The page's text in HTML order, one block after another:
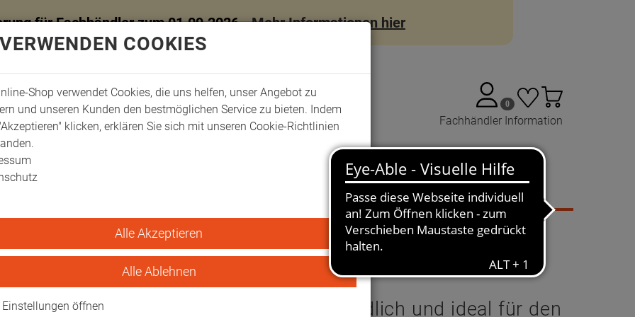
für Fachhändler zum 01.09.2026 -Mehr Informationen hier
Anmelden
Merkzettel
aufklappen
0
Warenkorb
aufklappen
Fachhändler Information
HygienePro Oberflächenreiniger Pura
Pura
Bezüge. Schnell, materialfreundlich und ideal für den
COOKIES
Shop verwendet Cookies, die uns helfen, unser Angebot zu
und unseren Kunden den bestmöglichen Service zu bieten. Indem
klicken, erklären Sie sich mit unseren Cookie-Richtlinien
Alle Akzeptieren
Alle Ablehnen
Einstellungen öffnen